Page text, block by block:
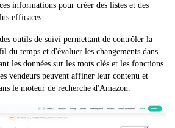
informations pour créer des listes et des
efficaces.
outils de suivi permettant de contrôler la
du temps et d'évaluer les changements dans
les données sur les mots clés et les fonctions
vendeurs peuvent affiner leur contenu et
le moteur de recherche d'Amazon.